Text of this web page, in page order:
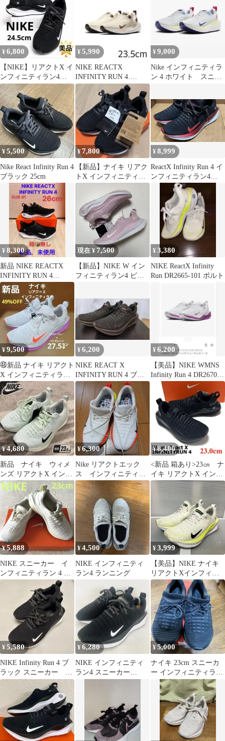
¥ 6,800
【NIKE】リアクトX イ
ンフィニティラン4
24.5cm 黒
¥ 5,990
NIKE REACTX
INFINITY RUN 4.
23.5cm
¥9,000
Nike インフィニティラ
ン 4 ホワイト スニー
¥5,500
Nike React Infinity Run 4
ブラック 25cm
¥7,800
【新品】ナイキ リアク
トX インフィニティラ
ン４ 24.0cm ワイド
¥8,999
ReactX Infinity Run 4 イ
ンフィニティラン4
¥8,300
新品 NIKE REACTX
INFINITY RUN 4
26cmEUR 41
現在 ¥ 7,500
【新品】NIKE W イン
フィニティラン4 ピン
¥3,380
NIKE ReactX Infinity
Run DR2665-101 ボルト
¥9,500
㊽新品 ナイキ リアクト
X インフィニティラン
ラン 4 27.5㌢
¥6,200
NIKE REACT X
INFINITY RUN 4 ブラ
ック 29cm
¥6,200
【美品】NIKE WMNS
Infinity Run 4 DR2670-
¥4,680
新品 ナイキ ウィメ
ンズ リアクトX インフ
ィニティ ラン 4 箱無し
¥6,300
Nike リアクトエック
ス インフィニティラ
ン４
¥8,400
<新品 箱あり>23㎝ ナ
イキ リアクトX インフ
ィニティラン4 ブラッ
¥5,888
NIKE スニーカー イ
ンフィニティラン 4 ホ
ワイト 23cm レディー
¥4,500
NIKE インフィニティ
ラン4 ランニング
¥3,999
【美品】NIKE ナイキ
リアクトXインフィニ
ティ ラン25.0cm
¥5,580
NIKE Infinity Run 4 ブ
ラック スニーカー ナ
イキ 黒
¥6,280
NIKE インフィニティ
ラン4 スニーカー
¥5,000
ナイキ 23cm スニーカ
ー インフィニティラン
4 DR2670-004